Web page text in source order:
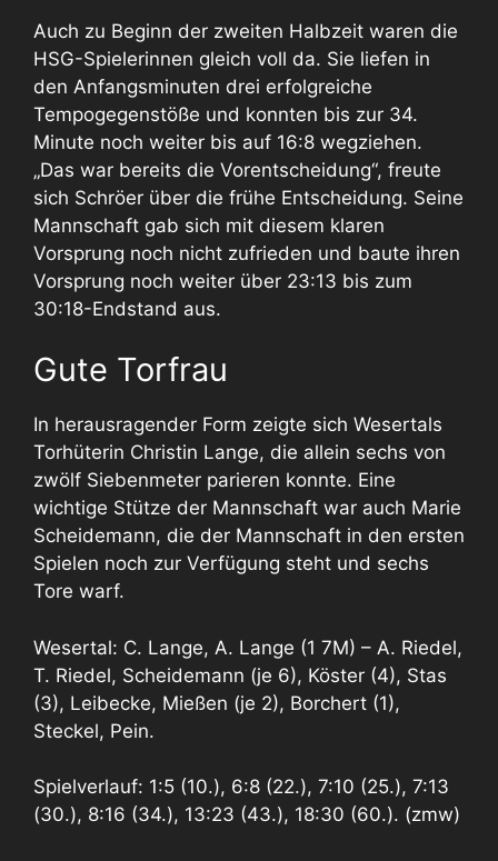
Auch zu Beginn der zweiten Halbzeit waren die
HSG-Spielerinnen gleich voll da. Sie liefen in
den Anfangsminuten drei erfolgreiche
Tempogegenstöße und konnten bis zur 34.
Minute noch weiter bis auf 16:8 wegziehen.
„Das war bereits die Vorentscheidung“, freute
sich Schröer über die frühe Entscheidung. Seine
Mannschaft gab sich mit diesem klaren
Vorsprung noch nicht zufrieden und baute ihren
Vorsprung noch weiter über 23:13 bis zum
30:18-Endstand aus.
Gute Torfrau
In herausragender Form zeigte sich Wesertals
Torhüterin Christin Lange, die allein sechs von
zwölf Siebenmeter parieren konnte. Eine
wichtige Stütze der Mannschaft war auch Marie
Scheidemann, die der Mannschaft in den ersten
Spielen noch zur Verfügung steht und sechs
Tore warf.
Wesertal: C. Lange, A. Lange (1 7M) – A. Riedel,
T. Riedel, Scheidemann (je 6), Köster (4), Stas
(3), Leibecke, Mießen (je 2), Borchert (1),
Steckel, Pein.
Spielverlauf: 1:5 (10.), 6:8 (22.), 7:10 (25.), 7:13
(30.), 8:16 (34.), 13:23 (43.), 18:30 (60.). (zmw)